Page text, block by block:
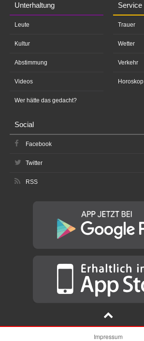
Unterhaltung
Leute
Kultur
Abstimmung
Videos
Wer hätte das gedacht?
Service
Trauer
Wetter
Verkehr
Horoskop
Social
Facebook
Twitter
RSS
Impressum